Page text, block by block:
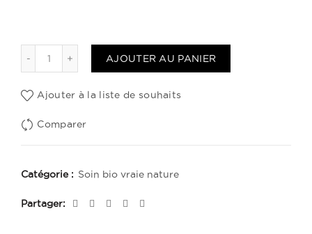
AJOUTER AU PANIER
Ajouter à la liste de souhaits
Comparer
Catégorie : Soin bio vraie nature
Partager